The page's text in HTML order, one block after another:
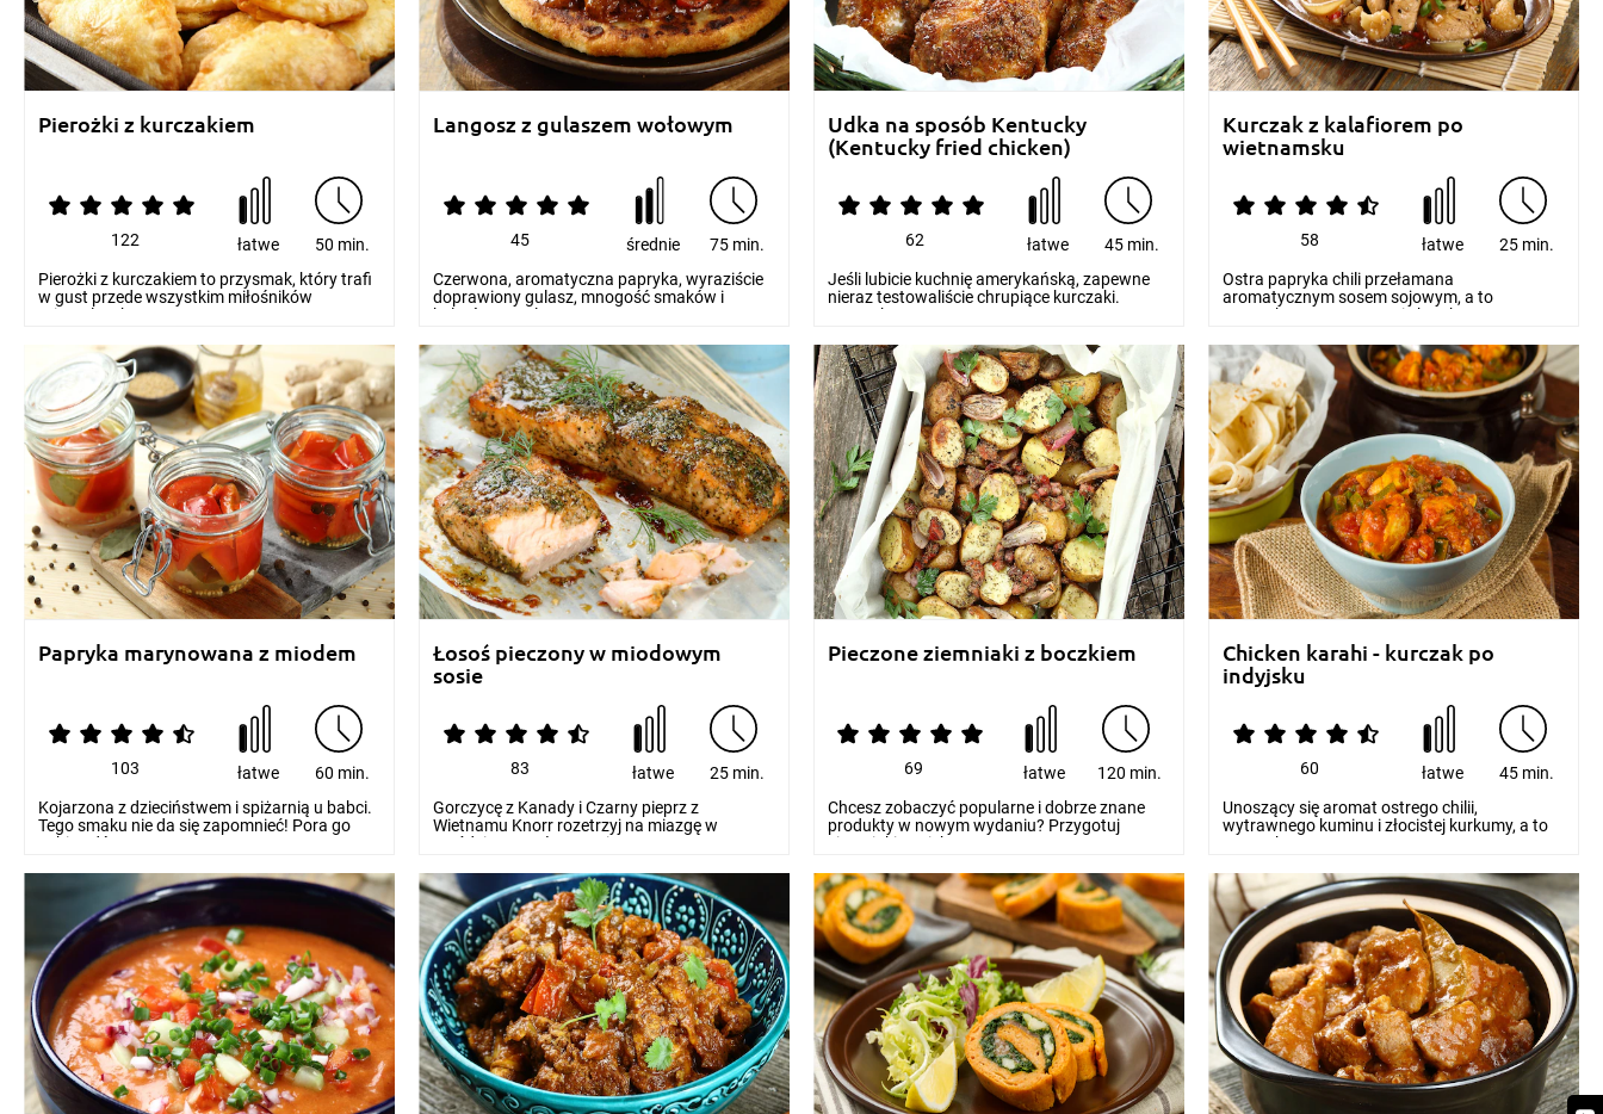
Pierożki z kurczakiem
122 łatwe
50 min.
Pierożki z kurczakiem to przysmak, który trafi
w gust przede wszystkim miłośników
orientalnych sm...
Langosz z gulaszem wołowym
45 średnie
75 min.
Czerwona, aromatyczna papryka, wyraziście
doprawiony gulasz, mnogość smaków i
kolorów na talerzu...
Udka na sposób Kentucky
(Kentucky fried chicken)
62 łatwe
45 min.
Jeśli lubicie kuchnię amerykańską, zapewne
nieraz testowaliście chrupiące kurczaki.
Kurczak Kentu...
Kurczak z kalafiorem po
wietnamsku
58 łatwe
25 min.
Ostra papryka chili przełamana
aromatycznym sosem sojowym, a to
wszystko w towarzystwie kruchego...
Papryka marynowana z miodem
103 łatwe
60 min.
Kojarzona z dzieciństwem i spiżarnią u babci.
Tego smaku nie da się zapomnieć! Pora go
sobie odśw...
Łosoś pieczony w miodowym
sosie
83 łatwe
25 min.
Gorczycę z Kanady i Czarny pieprz z
Wietnamu Knorr rozetrzyj na miazgę w
moździerzu, połącz z mio...
Pieczone ziemniaki z boczkiem
69 łatwe
120 min.
Chcesz zobaczyć popularne i dobrze znane
produkty w nowym wydaniu? Przygotuj
ziemniaki zapiekane...
Chicken karahi - kurczak po
indyjsku
60 łatwe
45 min.
Unoszący się aromat ostrego chilii,
wytrawnego kuminu i złocistej kurkumy, a to
wszystko w towarz...